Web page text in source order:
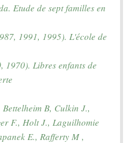
Etude de sept familles en
1991, 1995). L'école de
1970). Libres enfants de
Bettelheim B, Culkin J.,
F., Holt J., Laguilhomie
E., Rafferty M ,